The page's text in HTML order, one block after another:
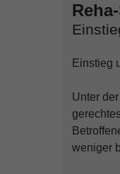
Einstieg
Unter
weniger